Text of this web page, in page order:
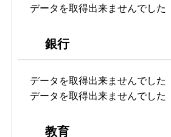
データを取得出来ませんでした
銀行
データを取得出来ませんでした
データを取得出来ませんでした
教育